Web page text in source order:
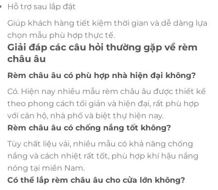
Hỗ trợ sau lắp đặt
Giúp khách hàng tiết kiệm thời gian và dễ dàng lựa
chọn mẫu phù hợp thực tế.
Giải đáp các câu hỏi thường gặp về rèm
châu âu
Rèm châu âu có phù hợp nhà hiện đại không?
Có. Hiện nay nhiều mẫu rèm châu âu được thiết kế
theo phong cách tối giản và hiện đại, rất phù hợp
với căn hộ, nhà phố và biệt thự hiện nay.
Rèm châu âu có chống nắng tốt không?
Tùy chất liệu vải, nhiều mẫu có khả năng chống
nắng và cách nhiệt rất tốt, phù hợp khí hậu nắng
nóng tại miền Nam.
Có thể lắp rèm châu âu cho cửa lớn không?